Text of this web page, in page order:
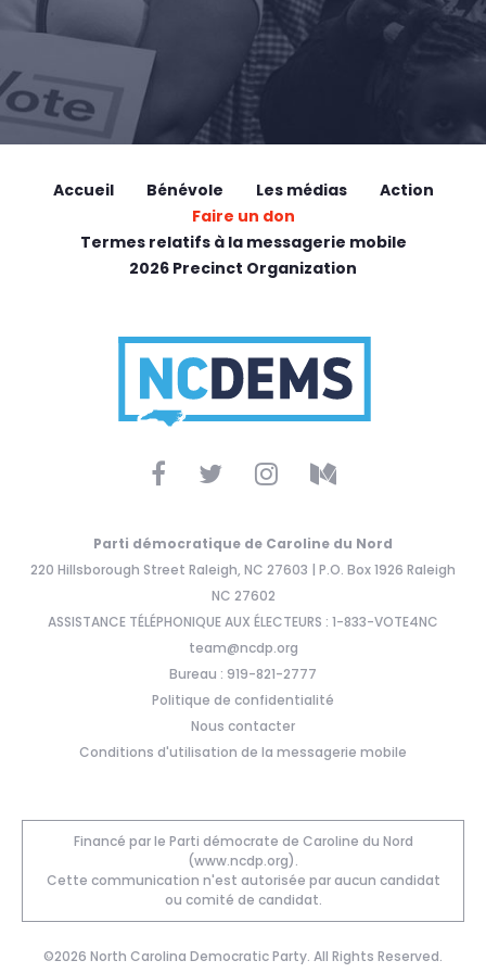
Accueil Bénévole Les médias
Action
Faire un don
Termes relatifs à la messagerie mobile
2026 Precinct Organization
Parti démocratique de Caroline du Nord
220 Hillsborough Street Raleigh, NC 27603 | P.O. Box 1926 Raleigh
NC 27602
ASSISTANCE TÉLÉPHONIQUE AUX ÉLECTEURS : 1-833-VOTE4NC
team@ncdp.org
Bureau : 919-821-2777
Politique de confidentialité
Nous contacter
Conditions d'utilisation de la messagerie mobile
Financé par le Parti démocrate de Caroline du Nord
(www.ncdp.org).
Cette communication n'est autorisée par aucun candidat
ou comité de candidat.
©2026 North Carolina Democratic Party. All Rights Reserved.